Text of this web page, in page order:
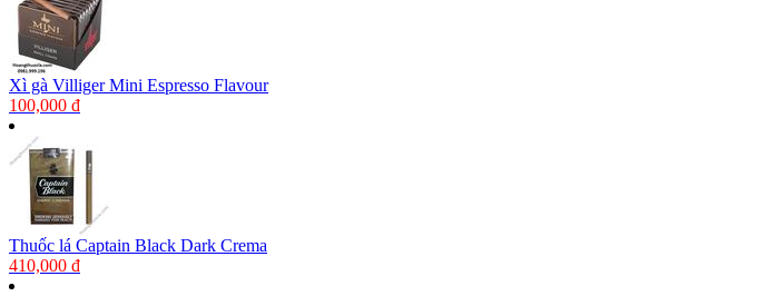
Xì gà Villiger Mini Espresso Flavour
100,000 đ
Thuốc lá Captain Black Dark Crema
410,000 đ